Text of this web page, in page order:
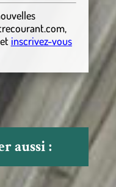
,
et inscrivez-vous
aussi :